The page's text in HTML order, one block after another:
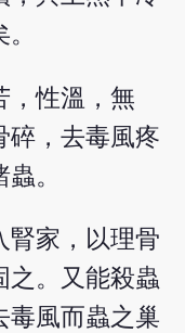
，性溫，無
碎，去毒風疼
。
腎家，以理骨
之。又能殺蟲
毒風而蟲之巢